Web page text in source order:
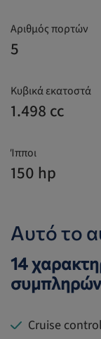
Αριθμός πορτών
5
Κυβικά εκατοστά
1.498 cc
Ίπποι
150 hp
Αυτό το
14
Cruise